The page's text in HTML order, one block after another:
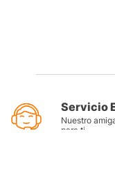
Servicio
Nuestro
para ti